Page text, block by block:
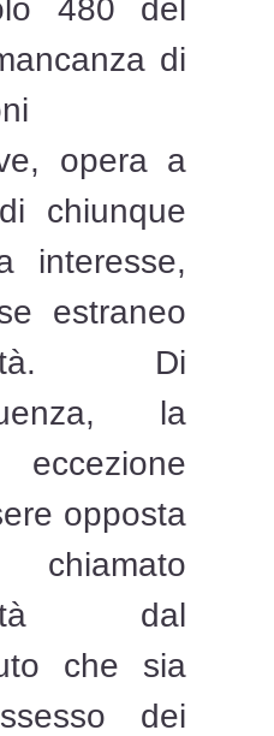
480 del
di
opera a
chiunque
interesse,
estraneo
Di
la
eccezione
opposta
dal
che sia
dei